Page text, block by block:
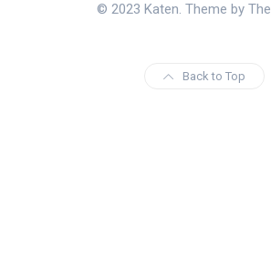
© 2023 Katen. Theme by
Back to Top